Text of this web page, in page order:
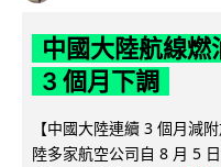
中國大陸航線燃
3 個月下調
【中國大陸連續 3 個月減
陸多家航空公司自 8 月 5